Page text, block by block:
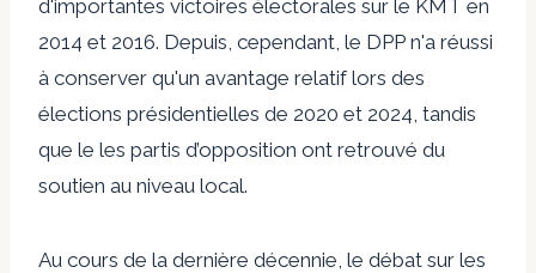
d'importantes victoires électorales sur le KMT en
2014 et 2016. Depuis, cependant, le DPP n'a réussi
à conserver qu'un avantage relatif lors des
élections présidentielles de 2020 et 2024, tandis
que le les partis d’opposition ont retrouvé du
soutien au niveau local.
Au cours de la dernière décennie, le débat sur les